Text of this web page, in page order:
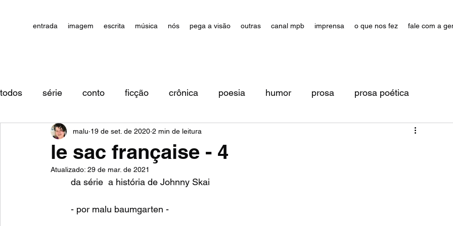
entrada imagem escrita música nós pega a visão outras canal mpb imprensa o que nos fez fale com a
todos série conto ficção crônica poesia humor prosa prosa poética
impressões/comentários
le sac française - 4
malu 19 de set. de 2020 2 min de leitura
Atualizado: 29 de mar. de 2021
	- por malu baumgarten -